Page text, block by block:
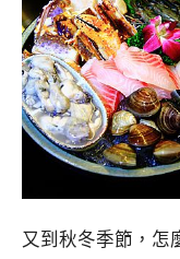
又到秋冬季節，怎